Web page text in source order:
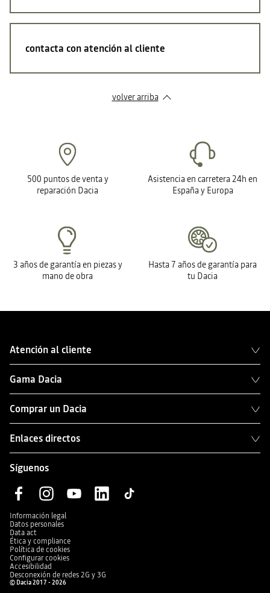
contacta con atención al cliente
volver arriba
500 puntos de venta y
reparación Dacia
Asistencia en carretera 24h en
España y Europa
3 años de garantía en piezas y
mano de obra
Hasta 7 años de garantía para
tu Dacia
Atención al cliente
Gama Dacia
Comprar un Dacia
Enlaces directos
Síguenos
Información legal
Datos personales
Data act
Ética y compliance
Política de cookies
Configurar cookies
Accesibilidad
Desconexión de redes 2G y 3G
© Dacia 2017 - 2026